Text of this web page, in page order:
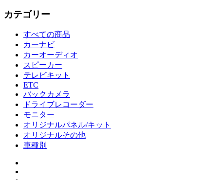
カテゴリー
すべての商品
カーナビ
カーオーディオ
スピーカー
テレビキット
ETC
バックカメラ
ドライブレコーダー
モニター
オリジナルパネル/キット
オリジナルその他
車種別